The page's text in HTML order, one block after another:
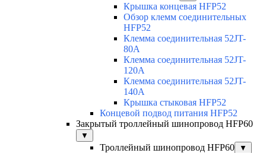
Крышка концевая HFP52
Обзор клемм соединительных
HFP52
Клемма соединительная 52JT-
80A
Клемма соединительная 52JT-
120A
Клемма соединительная 52JT-
140A
Крышка стыковая HFP52
Концевой подвод питания HFP52
Закрытый троллейный шинопровод HFP60
▼
Троллейный шинопровод HFP60 ▼